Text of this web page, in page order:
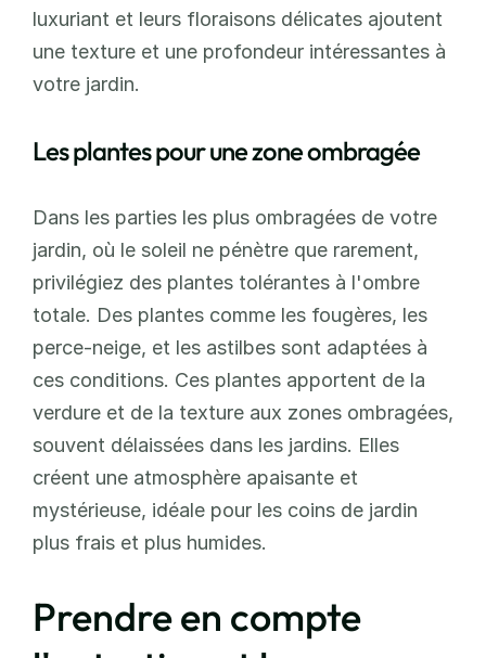
luxuriant et leurs floraisons délicates ajoutent
une texture et une profondeur intéressantes à
votre jardin.
Les plantes pour une zone ombragée
Dans les parties les plus ombragées de votre
jardin, où le soleil ne pénètre que rarement,
privilégiez des plantes tolérantes à l'ombre
totale. Des plantes comme les fougères, les
perce-neige, et les astilbes sont adaptées à
ces conditions. Ces plantes apportent de la
verdure et de la texture aux zones ombragées,
souvent délaissées dans les jardins. Elles
créent une atmosphère apaisante et
mystérieuse, idéale pour les coins de jardin
plus frais et plus humides.
Prendre en compte